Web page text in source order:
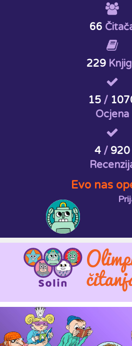
66
229
15/
Ocjena
4/ 920
Evo nas